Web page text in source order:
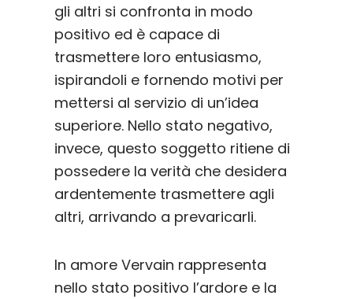
gli altri si confronta in modo
positivo ed è capace di
trasmettere loro entusiasmo,
ispirandoli e fornendo motivi per
mettersi al servizio di un’idea
superiore. Nello stato negativo,
invece, questo soggetto ritiene di
possedere la verità che desidera
ardentemente trasmettere agli
altri, arrivando a prevaricarli.
In amore Vervain rappresenta
nello stato positivo l’ardore e la